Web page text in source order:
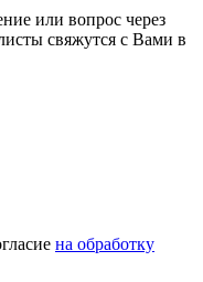
или вопрос через
свяжутся с Вами в
на обработку